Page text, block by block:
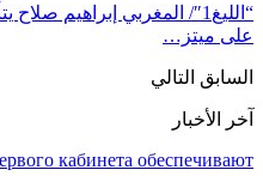
“الليغ1″/ المغربي إبراهيم
على ميتز…
السابق التالي
آخر الأخبار
кабинета обеспечивают…